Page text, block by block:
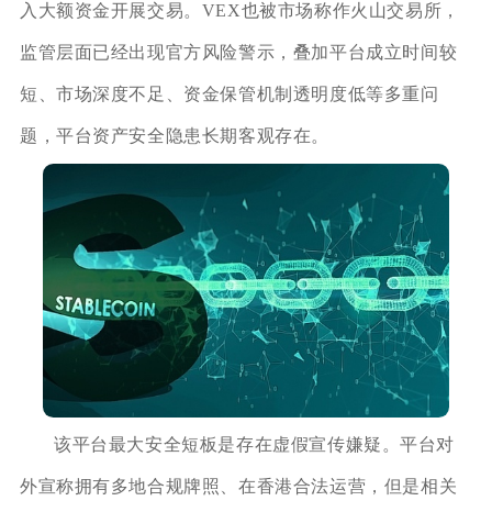
入大额资金开展交易。VEX也被市场称作火山交易所，
监管层面已经出现官方风险警示，叠加平台成立时间较
短、市场深度不足、资金保管机制透明度低等多重问
题，平台资产安全隐患长期客观存在。
该平台最大安全短板是存在虚假宣传嫌疑。平台对
外宣称拥有多地合规牌照、在香港合法运营，但是相关